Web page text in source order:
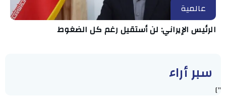
عالمية
الرئيس الإيراني: لن أستقيل رغم كل الضغوط
سبر أراء
"]